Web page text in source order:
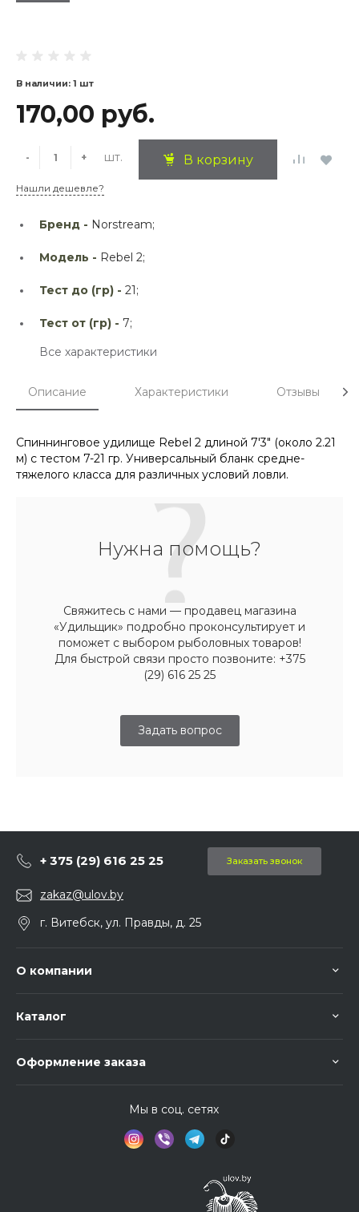
В наличии: 1 шт
170,00 руб.
- + шт. В корзину
Нашли дешевле?
Бренд - Norstream;
Модель - Rebel 2;
Тест до (гр) - 21;
Тест от (гр) - 7;
Все характеристики
Описание Характеристики Отзывы
Спиннинговое удилище Rebel 2 длиной 7'3" (около 2.21
м) с тестом 7-21 гр. Универсальный бланк средне-
тяжелого класса для различных условий ловли.
Нужна помощь?
Свяжитесь с нами — продавец магазина
«Удильщик» подробно проконсультирует и
поможет с выбором рыболовных товаров!
Для быстрой связи просто позвоните: +375
(29) 616 25 25
Задать вопрос
+ 375 (29) 616 25 25 Заказать звонок
zakaz@ulov.by
г. Витебск, ул. Правды, д. 25
О компании
Каталог
Оформление заказа
Мы в соц. сетях